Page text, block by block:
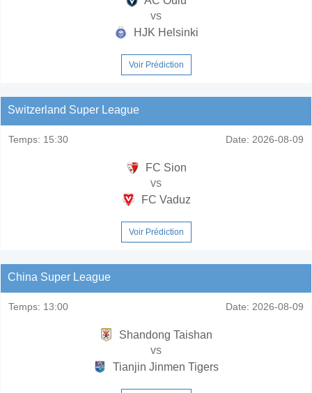
vs
HJK Helsinki
Voir Prédiction
Switzerland Super League
Temps: 15:30 Date: 2026-08-09
FC Sion
vs
FC Vaduz
Voir Prédiction
China Super League
Temps: 13:00 Date: 2026-08-09
Shandong Taishan
vs
Tianjin Jinmen Tigers